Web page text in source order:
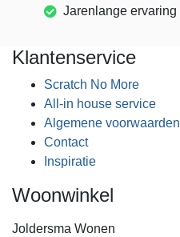
Jarenlange ervaring
Klantenservice
Scratch No More
All-in house service
Algemene voorwaarden
Contact
Inspiratie
Woonwinkel
Joldersma Wonen